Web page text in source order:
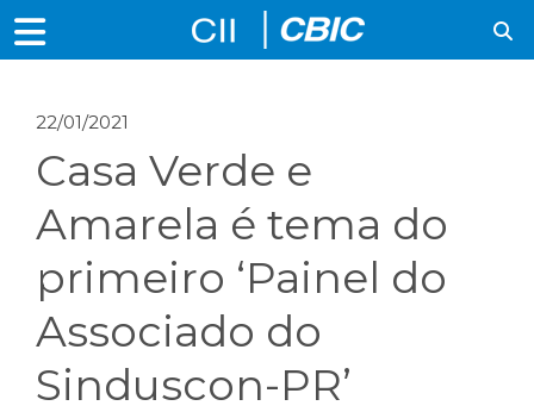
22/01/2021
Casa Verde e
Amarela é tema do
primeiro ‘Painel do
Associado do
Sinduscon-PR’